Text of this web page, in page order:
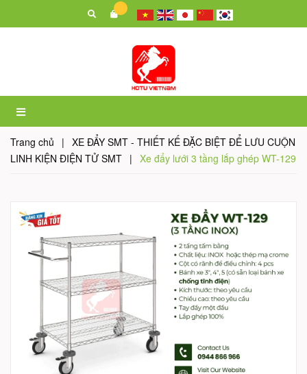
Trang chủ | XE ĐẨY SMT - THIẾT KẾ ĐẶC BIỆT ĐỂ LƯU CUỘN
LINH KIỆN ĐIỆN TỬ SMT | Xe đẩy lưới 3 tầng lắp ghép WT-129